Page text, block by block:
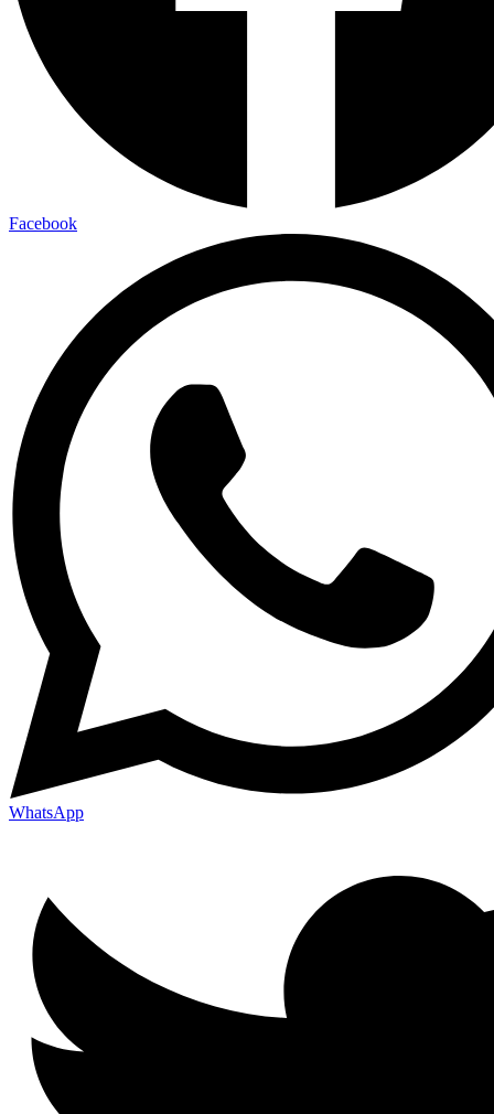
Facebook
WhatsApp